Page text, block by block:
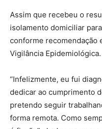
Assim que recebeu o
isolamento domiciliar
conforme recomendação
Vigilância Epidemiológica.
“Infelizmente, eu fui
dedicar ao cumprimento
pretendo seguir
forma remota. Como